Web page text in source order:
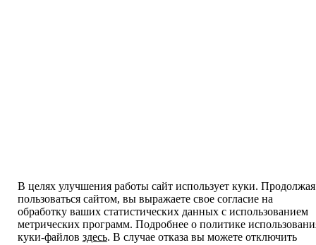
В целях улучшения работы сайт использует куки. Продолжая
пользоваться сайтом, вы выражаете свое согласие на
обработку ваших статистических данных с использованием
метрических программ. Подробнее о политике
куки-файлов здесь. В случае отказа вы можете отключить